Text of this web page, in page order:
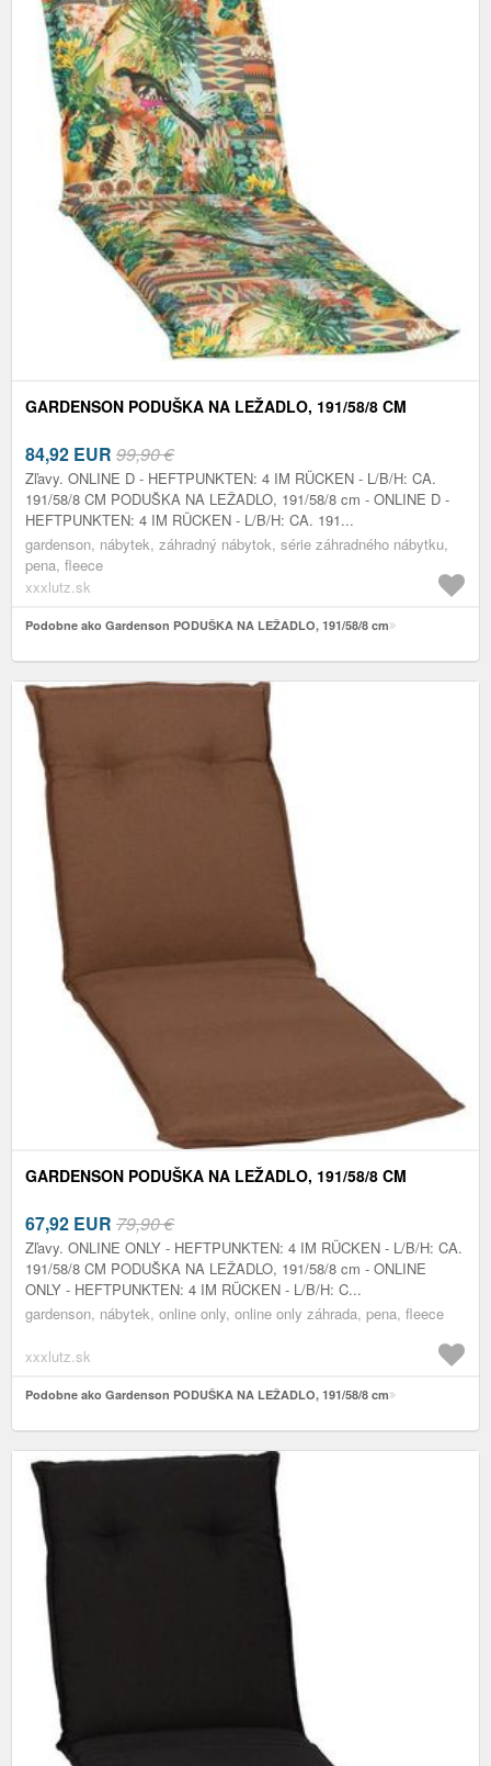
GARDENSON PODUŠKA NA LEŽADLO, 191/58/8 CM
84,92 EUR 99,90 €
Zľavy. ONLINE D - HEFTPUNKTEN: 4 IM RÜCKEN - L/B/H: CA.
191/58/8 CM PODUŠKA NA LEŽADLO, 191/58/8 cm - ONLINE D -
HEFTPUNKTEN: 4 IM RÜCKEN - L/B/H: CA. 191...
gardenson, nábytek, záhradný nábytok, série záhradného nábytku,
pena, fleece
xxxlutz.sk
Podobne ako Gardenson PODUŠKA NA LEŽADLO, 191/58/8 cm
GARDENSON PODUŠKA NA LEŽADLO, 191/58/8 CM
67,92 EUR 79,90 €
Zľavy. ONLINE ONLY - HEFTPUNKTEN: 4 IM RÜCKEN - L/B/H: CA.
191/58/8 CM PODUŠKA NA LEŽADLO, 191/58/8 cm - ONLINE
ONLY - HEFTPUNKTEN: 4 IM RÜCKEN - L/B/H: C...
gardenson, nábytek, online only, online only záhrada, pena, fleece
xxxlutz.sk
Podobne ako Gardenson PODUŠKA NA LEŽADLO, 191/58/8 cm